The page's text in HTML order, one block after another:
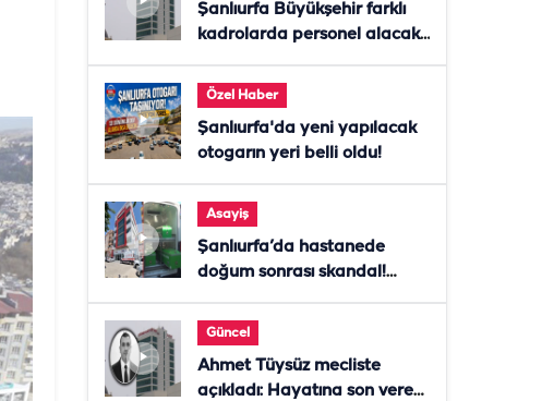
Şanlıurfa Büyükşehir farklı
kadrolarda personel alacak!
Özel Haber
Şanlıurfa'da yeni yapılacak
otogarın yeri belli oldu!
Asayiş
Şanlıurfa’da hastanede
doğum sonrası skandal!
Güncel
Ahmet Tüysüz mecliste
açıkladı: Hayatına son veren